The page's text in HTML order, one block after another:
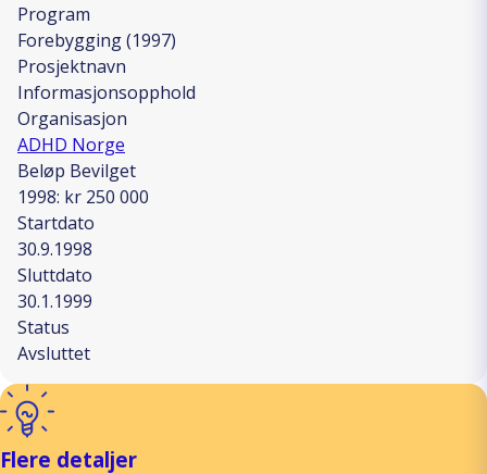
Program
Forebygging (1997)
Prosjektnavn
Informasjonsopphold
Organisasjon
ADHD Norge
Beløp Bevilget
1998: kr 250 000
Startdato
30.9.1998
Sluttdato
30.1.1999
Status
Avsluttet
Flere detaljer